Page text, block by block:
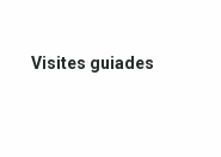
Visites guiades